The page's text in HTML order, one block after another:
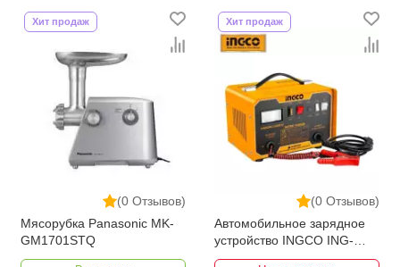
(0 Отзывов)
Хит продаж
Мясорубка Panasonic MK-
GM1701STQ
(0 Отзывов)
Хит продаж
Автомобильное зарядное
устройство INGCO ING-
CB1601